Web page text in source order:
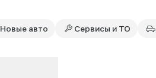
Новые авто Сервисы и ТО